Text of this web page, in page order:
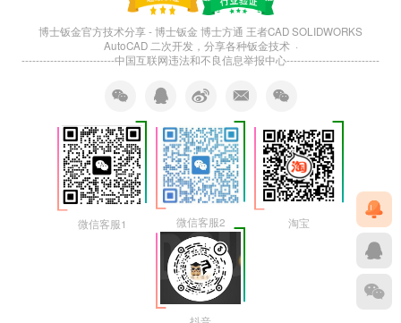
博士钣金官方技术分享 - 博士钣金 博士方通 王者CAD SOLIDWORKS
AutoCAD 二次开发，分享各种钣金技术 ·
--------------------------中国互联网违法和不良信息举报中心--------------------------
微信客服1 微信客服2 淘宝